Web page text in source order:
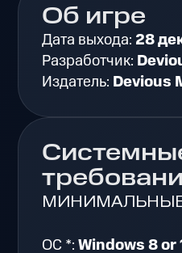
Об игре
Дата выхода: 28
Разработчик:
Издатель: Devious
ОС *:Windows 8 or